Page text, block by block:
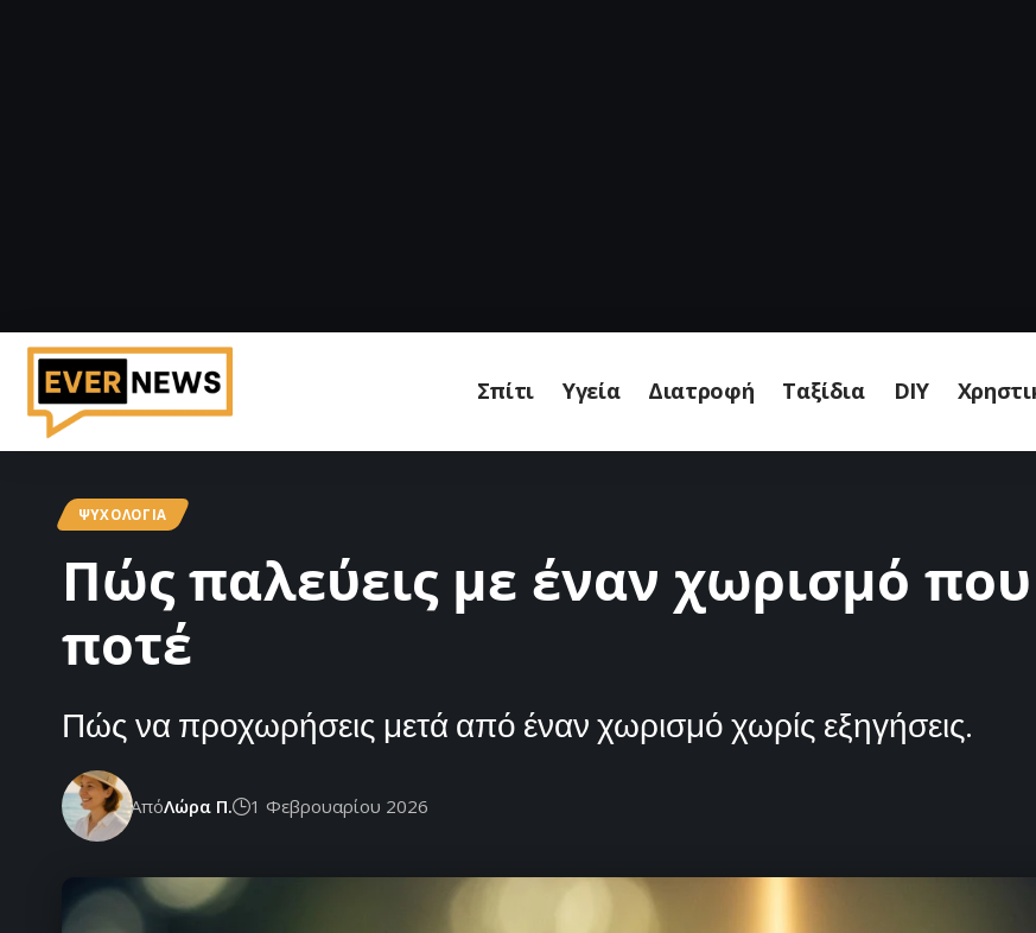
Σπίτι Υγεία Διατροφή Ταξίδια DIY
ΨΥΧΟΛΟΓΊΑ
Πώς παλεύεις με έναν χωρισμό
ποτέ
Πώς να προχωρήσεις μετά από έναν χωρισμό χωρίς εξηγήσεις.
ΑπόΛώρα Π. 1 Φεβρουαρίου 2026